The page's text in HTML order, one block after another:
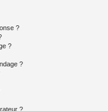
?
?
?
?